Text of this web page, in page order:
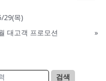
29(목)
대고객 프로모션
»
검색